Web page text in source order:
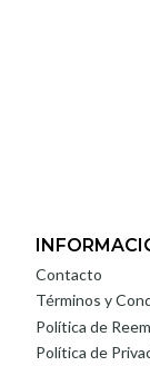
Contacto
Términos y
Política de
Política de